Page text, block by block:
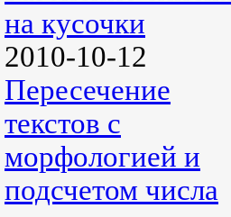
на кусочки
2010-10-12
Пересечение
текстов c
морфологией и
подсчетом числа